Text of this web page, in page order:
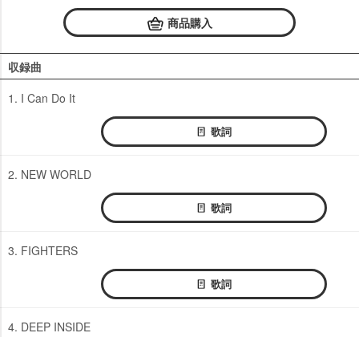
商品購入
収録曲
1. I Can Do It
歌詞
2. NEW WORLD
歌詞
3. FIGHTERS
歌詞
4. DEEP INSIDE